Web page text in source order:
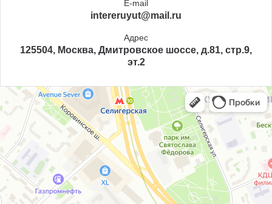
E-mail
intereruyut@mail.ru
Адрес
125504, Москва, Дмитровское шоссе, д.81, стр.9,
эт.2